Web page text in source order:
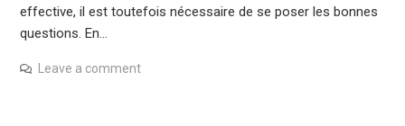
effective, il est toutefois nécessaire de se poser les bonnes
questions. En…
Leave a comment